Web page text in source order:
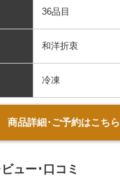
36品目
和洋折衷
冷凍
商品詳細･ご予約はこちら
ュー･口コミ